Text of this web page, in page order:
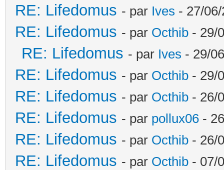
RE: Lifedomus - par Ives - 27/
RE: Lifedomus - par Octhib - 29/
RE: Lifedomus - par Ives - 29/
RE: Lifedomus - par Octhib - 29/
RE: Lifedomus - par Octhib - 26/
RE: Lifedomus - par pollux06 -
RE: Lifedomus - par Octhib - 26/
RE: Lifedomus - par Octhib - 07/